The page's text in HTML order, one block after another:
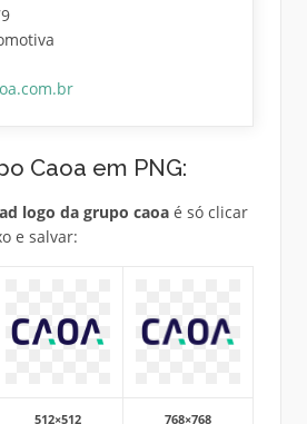
Caoa em PNG:
logo da grupo caoaé só clicar
e salvar:
512×512 768×768